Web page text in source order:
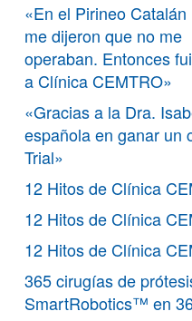
«En el Pirineo Catalán
me dijeron que no me
operaban. Entonces fui
a Clínica CEMTRO»
«Gracias a la Dra.
española en ganar un
Trial»
12 Hitos de Clínica
12 Hitos de Clínica
12 Hitos de Clínica
365 cirugías de
SmartRobotics™ en